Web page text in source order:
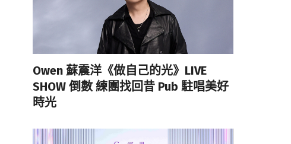
Owen 蘇震洋《做自己的光》LIVE
SHOW 倒數 練團找回昔 Pub 駐唱美好
時光